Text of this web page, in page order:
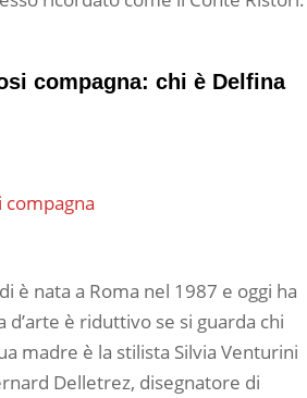
compagna: chi è Delfina
è nata a Roma nel 1987 e oggi ha
è riduttivo se si guarda chi
madre è la stilista Silvia Venturini
Delletrez, disegnatore di